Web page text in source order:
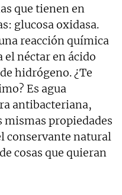
que tienen en
glucosa oxidasa.
reacción química
el néctar en ácido
hidrógeno. ¿Te
Es agua
antibacteriana,
mismas propiedades
conservante natural
cosas que quieran